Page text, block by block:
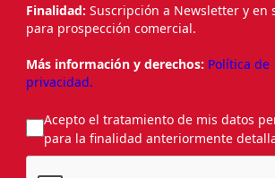
Finalidad: Suscripción a Newsletter y en
para prospección comercial.
Más información y derechos: Política de
privacidad.
Acepto el tratamiento de mis datos
para la finalidad anteriormente